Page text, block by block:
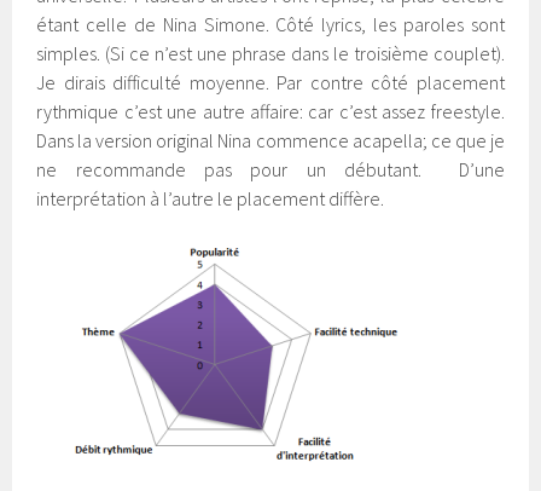
étant celle de Nina Simone. Côté lyrics, les paroles sont
simples. (Si ce n’est une phrase dans le troisième couplet).
Je dirais difficulté moyenne. Par contre côté placement
rythmique c’est une autre affaire: car c’est assez freestyle.
Dans la version original Nina commence acapella; ce que je
ne recommande pas pour un débutant. D’une
interprétation à l’autre le placement diffère.